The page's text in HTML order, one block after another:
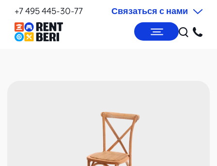
+7 495 445-30-77 Связаться с нами